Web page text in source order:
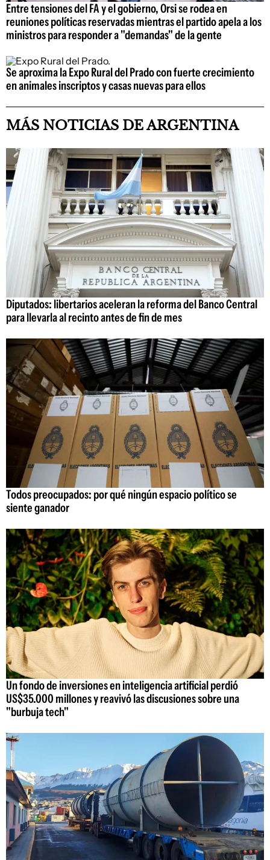
Entre tensiones del FA y el gobierno, Orsi se rodea en
reuniones políticas reservadas mientras el partido apela a los
ministros para responder a "demandas" de la gente
Se aproxima la Expo Rural del Prado con fuerte crecimiento
en animales inscriptos y casas nuevas para ellos
MÁS NOTICIAS DE ARGENTINA
Diputados: libertarios aceleran la reforma del Banco Central
para llevarla al recinto antes de fin de mes
Todos preocupados: por qué ningún espacio político se
siente ganador
Un fondo de inversiones en inteligencia artificial perdió
US$35.000 millones y reavivó las discusiones sobre una
"burbuja tech"